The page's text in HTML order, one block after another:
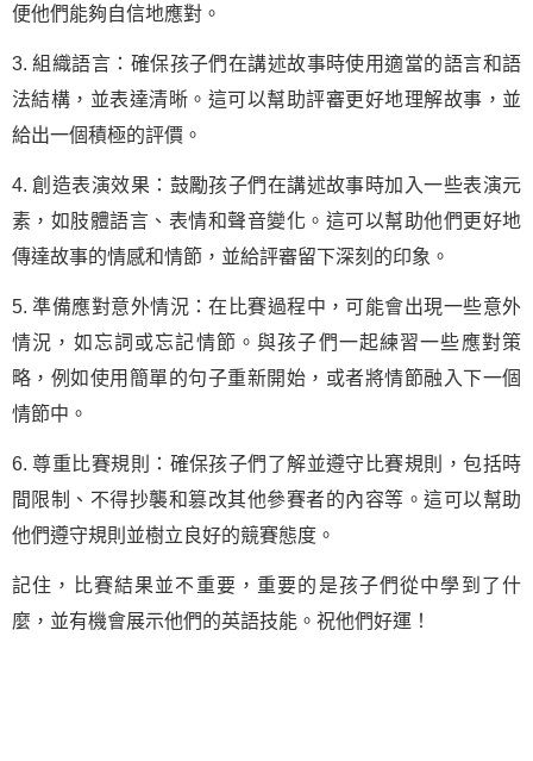
便他們能夠自信地應對。
3. 組織語言：確保孩子們在講述故事時使用適當的語言和語
法結構，並表達清晰。這可以幫助評審更好地理解故事，並
給出一個積極的評價。
4. 創造表演效果：鼓勵孩子們在講述故事時加入一些表演元
素，如肢體語言、表情和聲音變化。這可以幫助他們更好地
傳達故事的情感和情節，並給評審留下深刻的印象。
5. 準備應對意外情況：在比賽過程中，可能會出現一些意外
情況，如忘詞或忘記情節。與孩子們一起練習一些應對策
略，例如使用簡單的句子重新開始，或者將情節融入下一個
情節中。
6. 尊重比賽規則：確保孩子們了解並遵守比賽規則，包括時
間限制、不得抄襲和篡改其他參賽者的內容等。這可以幫助
他們遵守規則並樹立良好的競賽態度。
記住，比賽結果並不重要，重要的是孩子們從中學到了什
麼，並有機會展示他們的英語技能。祝他們好運！